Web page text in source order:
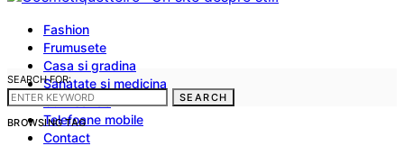
Fashion
Frumusete
Casa si gradina
Sanatate si medicina
Cum sa fac
Telefoane mobile
Contact
SEARCH FOR:
SEARCH
BROWSING TAG